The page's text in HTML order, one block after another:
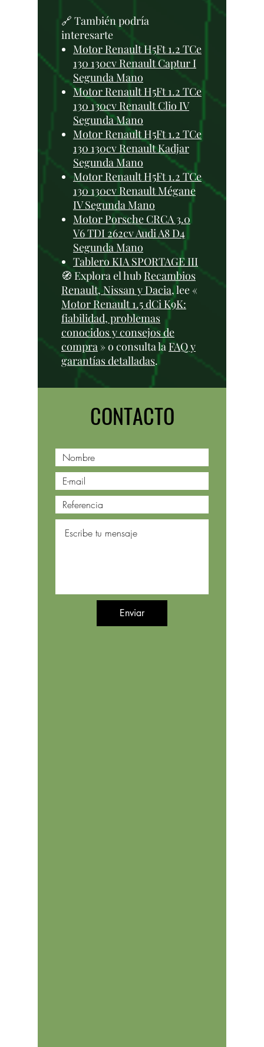
🔗 También podría
interesarte
Motor Renault H5Ft 1.2 TCe
130 130cv Renault Captur I
Segunda Mano
Motor Renault H5Ft 1.2 TCe
130 130cv Renault Clio IV
Segunda Mano
Motor Renault H5Ft 1.2 TCe
130 130cv Renault Kadjar
Segunda Mano
Motor Renault H5Ft 1.2 TCe
130 130cv Renault Mégane
IV Segunda Mano
Motor Porsche CRCA 3.0
V6 TDI 262cv Audi A8 D4
Segunda Mano
Tablero KIA SPORTAGE III
🧭 Explora el hub Recambios
Renault, Nissan y Dacia, lee «
Motor Renault 1.5 dCi K9K:
fiabilidad, problemas
conocidos y consejos de
compra » o consulta la FAQ y
garantías detalladas.
CONTACTO
Enviar